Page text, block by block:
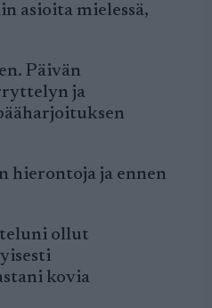
asioita mielessä,
Päivän
ja
hierontoja ja ennen
ollut
kovia